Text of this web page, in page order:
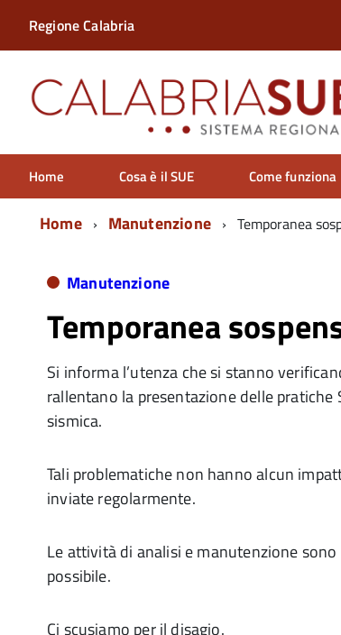
Regione Calabria
Home Cosa è il SUE Come funziona
Home Manutenzione Temporanea
Manutenzione
Temporanea
Si informa l’utenza che si stanno
rallentano la presentazione delle
sismica.
Tali problematiche non hanno alcun
inviate regolarmente.
Le attività di analisi e manutenzione
possibile.
Ci scusiamo per il disagio.